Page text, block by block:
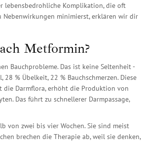
lebensbedrohliche Komplikation, die oft
Nebenwirkungen minimierst, erklären wir dir
Metformin?
Bauchprobleme. Das ist keine Seltenheit -
% Übelkeit, 22 % Bauchschmerzen. Diese
die Darmflora, erhöht die Produktion von
Das führt zu schnellerer Darmpassage,
von zwei bis vier Wochen. Sie sind meist
brechen die Therapie ab, weil sie denken,